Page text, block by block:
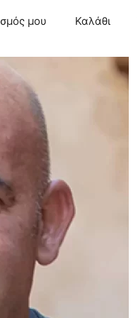
μου Καλάθι